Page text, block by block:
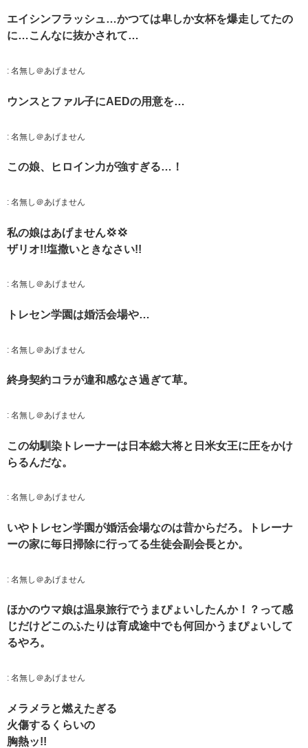
エイシンフラッシュ…かつては卑しか女杯を爆走してたの
に…こんなに抜かされて…
: 名無し＠あげません
ウンスとファル子にAEDの用意を…
: 名無し＠あげません
この娘、ヒロイン力が強すぎる…！
: 名無し＠あげません
私の娘はあげません‪💢‪💢
ザリオ!!塩撒いときなさい!!
: 名無し＠あげません
トレセン学園は婚活会場や…
: 名無し＠あげません
終身契約コラが違和感なさ過ぎて草。
: 名無し＠あげません
この幼馴染トレーナーは日本総大将と日米女王に圧をかけ
らるんだな。
: 名無し＠あげません
いやトレセン学園が婚活会場なのは昔からだろ。トレーナ
ーの家に毎日掃除に行ってる生徒会副会長とか。
: 名無し＠あげません
ほかのウマ娘は温泉旅行でうまぴょいしたんか！？って感
じだけどこのふたりは育成途中でも何回かうまぴょいして
るやろ。
: 名無し＠あげません
メラメラと燃えたぎる
火傷するくらいの
胸熱ッ!!